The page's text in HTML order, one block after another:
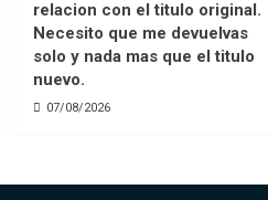
relacion con el titulo original.
Necesito que me devuelvas
solo y nada mas que el titulo
nuevo.
07/08/2026